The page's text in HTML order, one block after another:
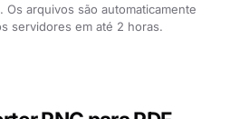
Os arquivos são automaticamente
servidores em até 2 horas.